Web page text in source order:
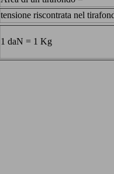
tensione riscontrata nel
1 daN = 1 Kg